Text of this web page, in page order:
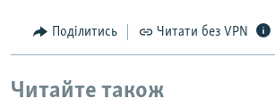
Поділитись Читати без VPN
Читайте також